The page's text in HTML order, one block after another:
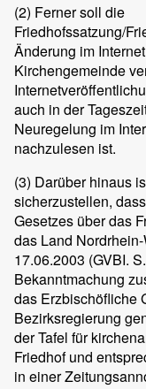
(2) Ferner soll die
Friedhofssatzung/
Änderung im
Kirchengemeinde
auch in der
Neuregelung im
nachzulesen ist.
(3) Darüber hinaus
sicherzustellen,
Gesetzes über das
das Land
17.06.2003 (GVBI.
Bekanntmachung
das Erzbischöfliche
Bezirksregierung
der Tafel für
Friedhof und
in einer